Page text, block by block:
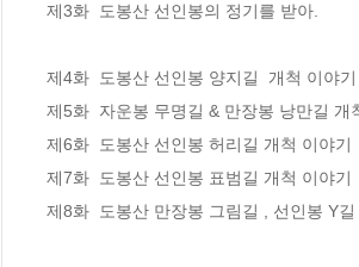
제3화  도봉산 선인봉의 정기를 받아.
제4화  도봉산 선인봉 양지길  개척 이야
제5화  자운봉 무명길 & 만장봉 낭만길 개
제6화  도봉산 선인봉 허리길 개척 이야기
제7화  도봉산 선인봉 표범길 개척 이야기
제8화  도봉산 만장봉 그림길 , 선인봉 Y길